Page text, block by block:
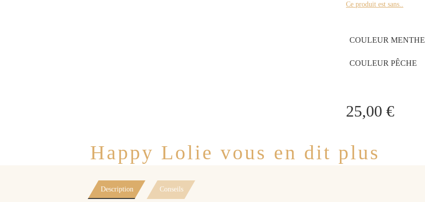
Ce produit est sans..
COULEUR MENTHE
COULEUR PÊCHE
25,00 €
Happy Lolie vous en dit plus
Description Conseils